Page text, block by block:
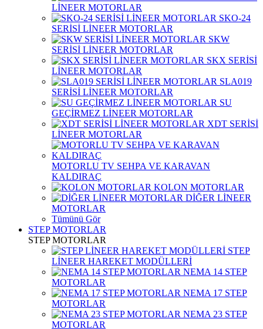
LİNEER MOTORLAR
SKO-24
SERİSİ LİNEER MOTORLAR
SKW
SERİSİ LİNEER MOTORLAR
SKX SERİSİ
LİNEER MOTORLAR
SLA019
SERİSİ LİNEER MOTORLAR
SU
GEÇİRMEZ LİNEER MOTORLAR
XDT SERİSİ
LİNEER MOTORLAR
MOTORLU TV SEHPA VE KARAVAN
KALDIRAÇ
KOLON MOTORLAR
DİĞER LİNEER
MOTORLAR
Tümünü Gör
STEP MOTORLAR
STEP MOTORLAR
STEP
LİNEER HAREKET MODÜLLERİ
NEMA 14 STEP
MOTORLAR
NEMA 17 STEP
MOTORLAR
NEMA 23 STEP
MOTORLAR